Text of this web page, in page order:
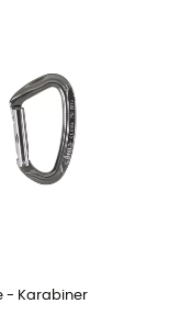
- Karabiner